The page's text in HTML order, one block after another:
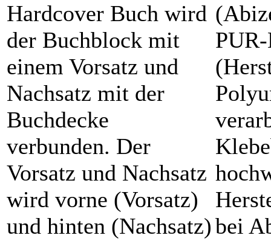
Hardcover Buch wird
der Buchblock mit
einem Vorsatz und
Nachsatz mit der
Buchdecke
verbunden. Der
Vorsatz und Nachsatz
wird vorne (Vorsatz)
und hinten (Nachsatz)bei